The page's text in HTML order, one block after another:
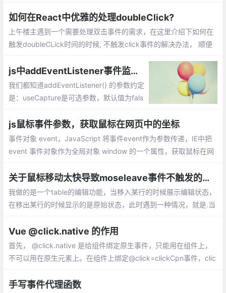
页操作。
如何在React中优雅的处理doubleClick?
上午楼主遇到一个需要处理双击事件的需求，在这里介绍下如何在
触发doubleCLick时间的时候, 不触发click事件的解决办法， 顺便
断这个click 不在 doubleClick 中。
js中addEventListener事件监听器参数详解
我们都知道addEventListener() 的参数约定
是：useCapture是可选参数，默认值为fals
ener() 的第三个参数可以是个对象值了。pa
ssive就是告诉浏览器我可不可以用stopPro
pagation...
js鼠标事件参数，获取鼠标在网页中的坐标
事件对象 event，JavaScript 将事件event作为参数传递，IE中把
event 事件对象作为全局对象 window 的一个属性，获取鼠标在网
关于鼠标移动太快导致moseleave事件不触发的问题
我做的是一个table的编辑功能，当移入某行的时候展示编辑状态，
在移出某行的时候显示的是原始状态，此时遇到一种情况，就是.当
的mouseleave事件压根儿就没有执行。
Vue @click.native 的作用
首先， @click.native 是给组件绑定原生事件，只能用在组件上，
不可以用在原生元素上。在组件上绑定@click=clickCpn事件，clic
手写事件代理函数